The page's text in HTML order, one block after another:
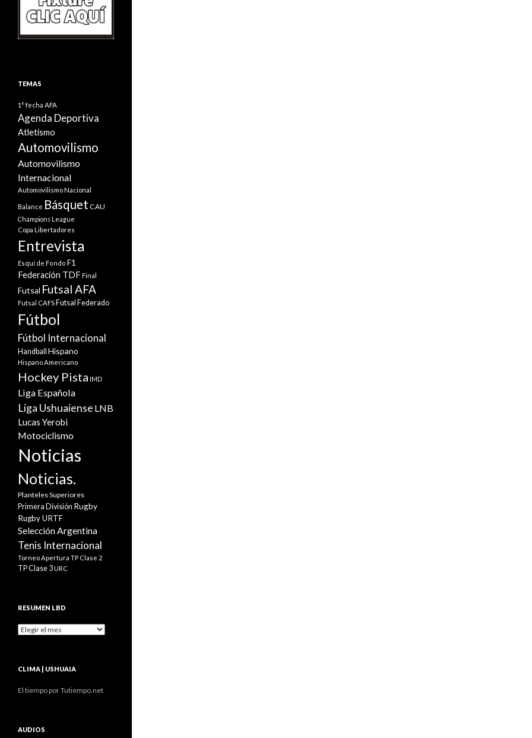
TEMAS
1° fecha AFA
Agenda Deportiva
Atletismo
Automovilismo
Automovilismo
Internacional
Automovilismo Nacional
Balance Básquet CAU
Champions League
Copa Libertadores
Entrevista
Esquí de Fondo F1
Federación TDF Final
Futsal Futsal AFA
Futsal CAFS Futsal Federado
Fútbol
Fútbol Internacional
Handball Hispano
Hispano Americano
Hockey Pista IMD
Liga Española
Liga Ushuaiense LNB
Lucas Yerobi
Motociclismo
Noticias
Noticias.
Planteles Superiores
Primera División Rugby
Rugby URTF
Selección Argentina
Tenis Internacional
Torneo Apertura TP Clase 2
TP Clase 3URC
RESUMEN LBD
Resumen
CLIMA | USHUAIA
El tiempo por Tutiempo.net
AUDIOS